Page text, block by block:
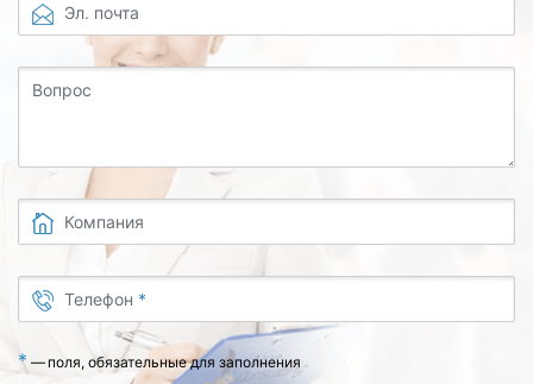
Эл. почта
Вопрос
Компания
Телефон *
* —поля, обязательные для заполнения